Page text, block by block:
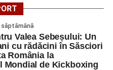
Valea Sebeșului: Un
cu rădăcini în Săsciori
România la
Mondial de Kickboxing